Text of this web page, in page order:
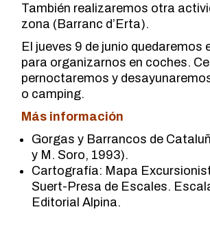
También realizaremos otra
zona (Barranc d’Erta).
El jueves 9 de junio quedaremos
para organizarnos en coches.
pernoctaremos y
o camping.
Más información
Gorgas y Barrancos de
y M. Soro, 1993).
Cartografía: Mapa
Suert-Presa de Escales.
Editorial Alpina.